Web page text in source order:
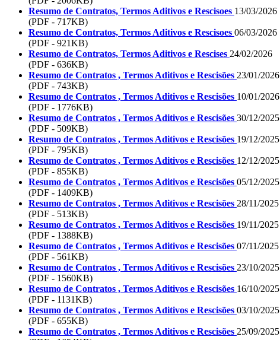
Resumo de Contratos, Termos Aditivos e Rescisoes 13/03/2026
(PDF - 717KB)
Resumo de Contratos, Termos Aditivos e Rescisoes 06/03/2026
(PDF - 921KB)
Resumo de Contratos, Termos Aditivos e Rescises 24/02/2026
(PDF - 636KB)
Resumo de Contratos , Termos Aditivos e Rescisões 23/01/2026
(PDF - 743KB)
Resumo de Contratos , Termos Aditivos e Rescisões 10/01/2026
(PDF - 1776KB)
Resumo de Contratos , Termos Aditivos e Rescisões 30/12/2025
(PDF - 509KB)
Resumo de Contratos , Termos Aditivos e Rescisões 19/12/2025
(PDF - 795KB)
Resumo de Contratos , Termos Aditivos e Rescisões 12/12/2025
(PDF - 855KB)
Resumo de Contratos , Termos Aditivos e Rescisões 05/12/2025
(PDF - 1409KB)
Resumo de Contratos , Termos Aditivos e Rescisões 28/11/2025
(PDF - 513KB)
Resumo de Contratos , Termos Aditivos e Rescisões 19/11/2025
(PDF - 1388KB)
Resumo de Contratos , Termos Aditivos e Rescisões 07/11/2025
(PDF - 561KB)
Resumo de Contratos , Termos Aditivos e Rescisões 23/10/2025
(PDF - 1560KB)
Resumo de Contratos , Termos Aditivos e Rescisões 16/10/2025
(PDF - 1131KB)
Resumo de Contratos , Termos Aditivos e Rescisões 03/10/2025
(PDF - 655KB)
Resumo de Contratos , Termos Aditivos e Rescisões 25/09/2025